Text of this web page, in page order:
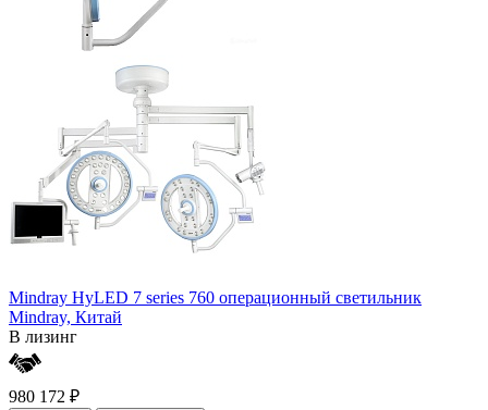
Mindray HyLED 7 series 760 операционный светильник
Mindray, Китай
В лизинг
980 172 ₽